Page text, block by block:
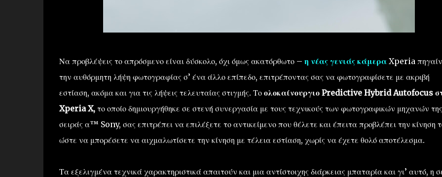
Να προβλέψεις το απρόσμενο είναι δύσκολο, όχι όμως ακατόρθωτο – η νέας γενιάς κάμεραXperia
την αυθόρμητη λήψη φωτογραφίας σ’ ένα άλλο επίπεδο, επιτρέποντας σας να φωτογραφίσετε με ακριβή
εστίαση, ακόμα και για τις λήψεις τελευταίας στιγμής. Το ολοκαίνουργιο Predictive Hybrid Autofocus
Xperia X,το οποίο δημιουργήθηκε σε στενή συνεργασία με τους τεχνικούς των φωτογραφικών μηχανών της
σειράς α™ Sony, σας επιτρέπει να επιλέξετε το αντικείμενο που θέλετε και έπειτα προβλέπει την κίνηση
ώστε να μπορέσετε να αιχμαλωτίσετε την κίνηση με τέλεια εστίαση, χωρίς να έχετε θολό αποτέλεσμα.
Τα εξελιγμένα τεχνικά χαρακτηριστικά απαιτούν και μια αντίστοιχης διάρκειας μπαταρία και γι’ αυτό, η